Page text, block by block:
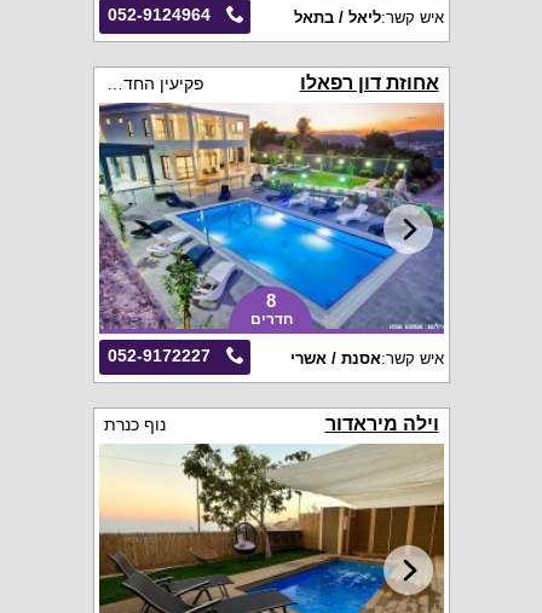
052-9124964 איש קשר:ליאל / בתאל
אחוזת דון רפאלו
8
חדרים
052-9172227 איש קשר:אסנת / אשרי
וילה מיראדור נוף כנרת